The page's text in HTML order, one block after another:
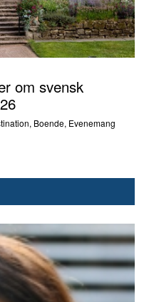
om svensk
Boende, Evenemang